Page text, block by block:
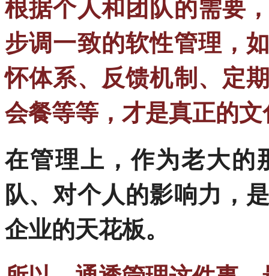
步调一致的软性管理，
怀体系、反馈机制、定
会餐等等，才是真正的
在管理上，作为老大的
队、对个人的影响力，
企业的天花板。